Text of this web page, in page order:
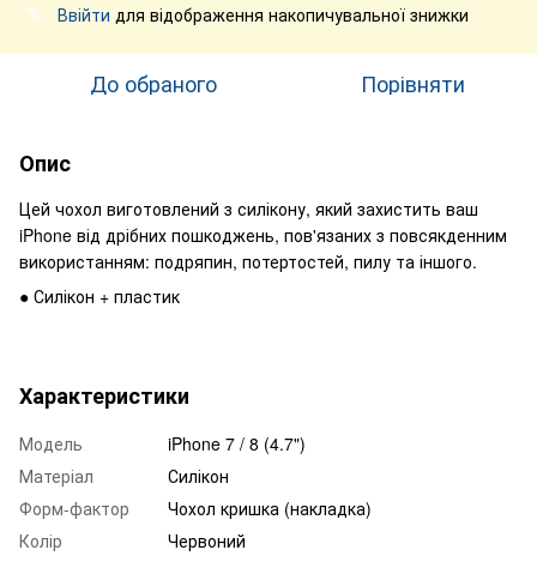
% Ввійти для відображення накопичувальної знижки
До обраного Порівняти
Опис
Цей чохол виготовлений з силікону, який захистить ваш
iPhone від дрібних пошкоджень, пов'язаних з повсякденним
використанням: подряпин, потертостей, пилу та іншого.
● Силікон + пластик
Характеристики
Модель
iPhone 7 / 8 (4.7")
Матеріал
Силікон
Форм-фактор
Чохол кришка (накладка)
Колір
Червоний